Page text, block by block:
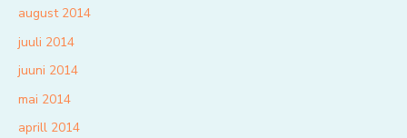
august 2014
juuli 2014
juuni 2014
mai 2014
aprill 2014